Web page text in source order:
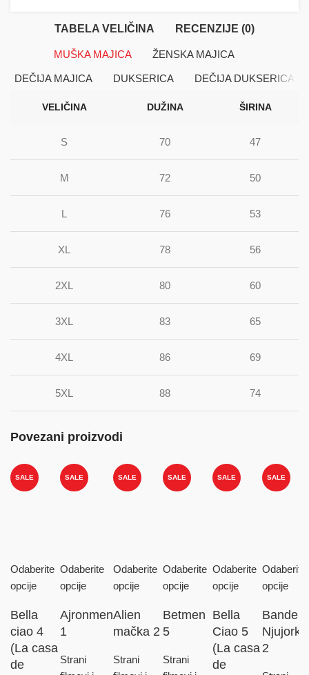
TABELA VELIČINA RECENZIJE (0)
MUŠKA MAJICA ŽENSKA MAJICA
DEČIJA MAJICA DUKSERICA DEČIJA DUKSERICA
VELIČINA DUŽINA ŠIRINA
S 70 47
M 72 50
L 76 53
XL 78 56
2XL 80 60
3XL 83 65
4XL 86 69
5XL 88 74
Povezani proizvodi
SALE
Odaberite
opcije
Bella
ciao 4
(La casa
de
SALE
Odaberite
opcije
Ajronmen
1
Strani
SALE
Odaberite
opcije
Alien
mačka 2
Strani
SALE
Odaberite
opcije
Betmen
5
Strani
SALE
Odaberite
opcije
Bella
Ciao 5
(La casa
de
SALE
Odaberite
opcije
Bande
Njujorka
2